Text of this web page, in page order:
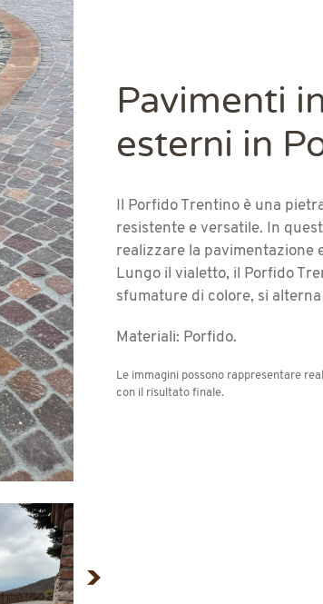
Pavimenti
esterni in
Il Porfido Trentino è una
resistente e versatile. In
realizzare la pavimentazione
Lungo il vialetto, il Porfido
sfumature di colore, si
Materiali: Porfido.
Le immagini possono rappresentare
con il risultato finale.